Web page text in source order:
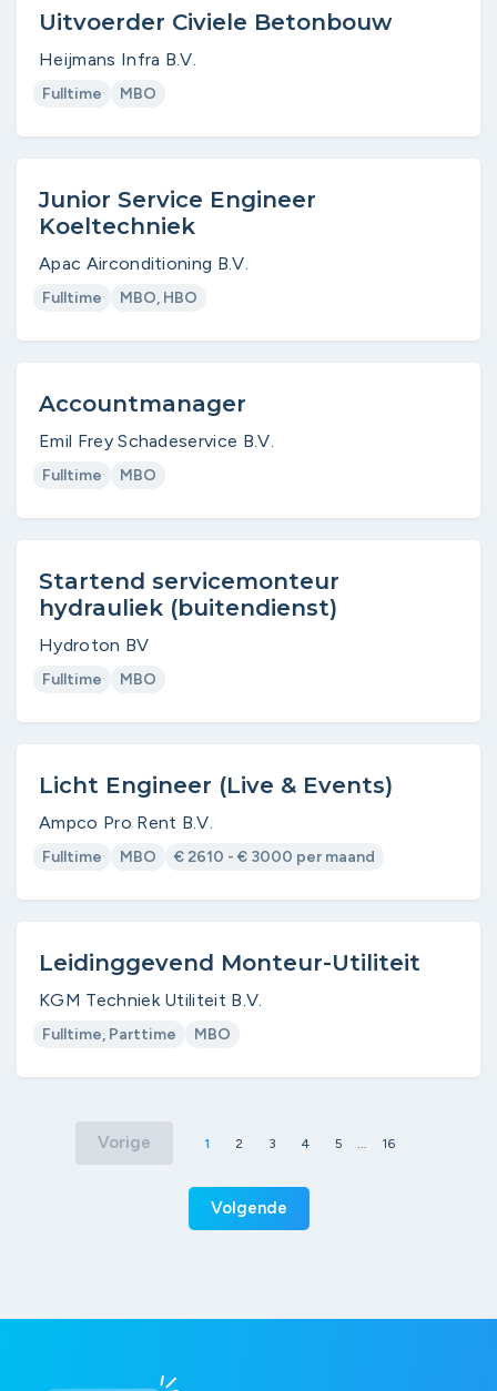
Uitvoerder Civiele Betonbouw
Heijmans Infra B.V.
Fulltime MBO
Junior Service Engineer
Koeltechniek
Apac Airconditioning B.V.
Fulltime MBO, HBO
Accountmanager
Emil Frey Schadeservice B.V.
Fulltime MBO
Startend servicemonteur
hydrauliek (buitendienst)
Hydroton BV
Fulltime MBO
Licht Engineer (Live & Events)
Ampco Pro Rent B.V.
Fulltime MBO € 2610 - € 3000 per maand
Leidinggevend Monteur-Utiliteit
KGM Techniek Utiliteit B.V.
Fulltime, Parttime MBO
Vorige 1 2 3 4 5 ... 16
Volgende